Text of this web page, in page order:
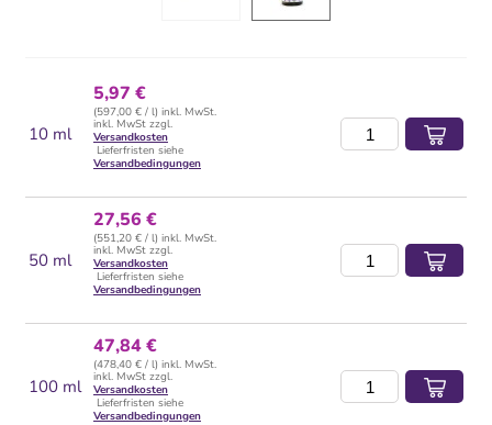
10 ml
5,97 €
(597,00 € / l) inkl. MwSt.
inkl. MwSt zzgl.
Versandkosten
Lieferfristen siehe
Versandbedingungen
50 ml
27,56 €
(551,20 € / l) inkl. MwSt.
inkl. MwSt zzgl.
Versandkosten
Lieferfristen siehe
Versandbedingungen
100 ml
47,84 €
(478,40 € / l) inkl. MwSt.
inkl. MwSt zzgl.
Versandkosten
Lieferfristen siehe
Versandbedingungen